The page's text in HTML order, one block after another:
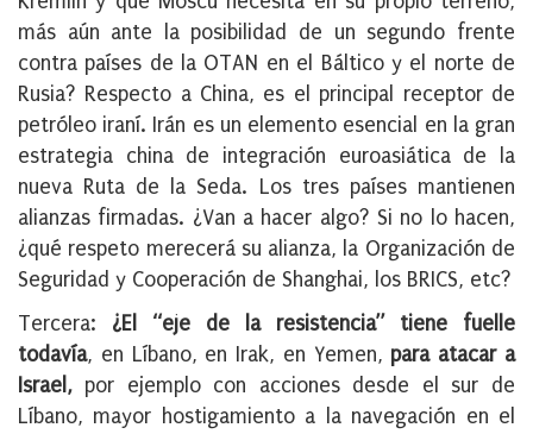
más aún ante la posibilidad de un segundo frente
contra países de la OTAN en el Báltico y el norte de
Rusia? Respecto a China, es el principal receptor de
petróleo iraní. Irán es un elemento esencial en la gran
estrategia china de integración euroasiática de la
nueva Ruta de la Seda. Los tres países mantienen
alianzas firmadas. ¿Van a hacer algo? Si no lo hacen,
¿qué respeto merecerá su alianza, la Organización de
Seguridad y Cooperación de Shanghai, los BRICS, etc?
Tercera: ¿El “eje de la resistencia” tiene fuelle
todavía, en Líbano, en Irak, en Yemen, para atacar a
Israel, por ejemplo con acciones desde el sur de
Líbano, mayor hostigamiento a la navegación en el